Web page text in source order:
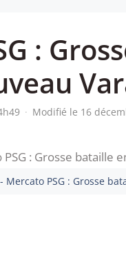
:
· Modifié le 16
Mercato PSG : Grosse